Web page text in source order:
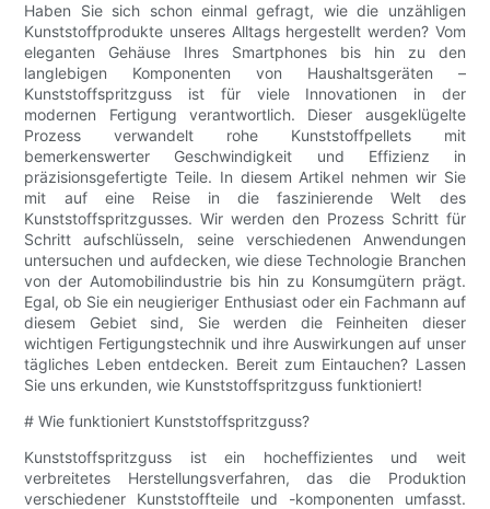
Haben Sie sich schon einmal gefragt, wie die unzähligen
Kunststoffprodukte unseres Alltags hergestellt werden? Vom
eleganten Gehäuse Ihres Smartphones bis hin zu den
langlebigen Komponenten von Haushaltsgeräten –
Kunststoffspritzguss ist für viele Innovationen in der
modernen Fertigung verantwortlich. Dieser ausgeklügelte
Prozess verwandelt rohe Kunststoffpellets mit
bemerkenswerter Geschwindigkeit und Effizienz in
präzisionsgefertigte Teile. In diesem Artikel nehmen wir Sie
mit auf eine Reise in die faszinierende Welt des
Kunststoffspritzgusses. Wir werden den Prozess Schritt für
Schritt aufschlüsseln, seine verschiedenen Anwendungen
untersuchen und aufdecken, wie diese Technologie Branchen
von der Automobilindustrie bis hin zu Konsumgütern prägt.
Egal, ob Sie ein neugieriger Enthusiast oder ein Fachmann auf
diesem Gebiet sind, Sie werden die Feinheiten dieser
wichtigen Fertigungstechnik und ihre Auswirkungen auf unser
tägliches Leben entdecken. Bereit zum Eintauchen? Lassen
Sie uns erkunden, wie Kunststoffspritzguss funktioniert!
# Wie funktioniert Kunststoffspritzguss?
Kunststoffspritzguss ist ein hocheffizientes und weit
verbreitetes Herstellungsverfahren, das die Produktion
verschiedener Kunststoffteile und -komponenten umfasst.